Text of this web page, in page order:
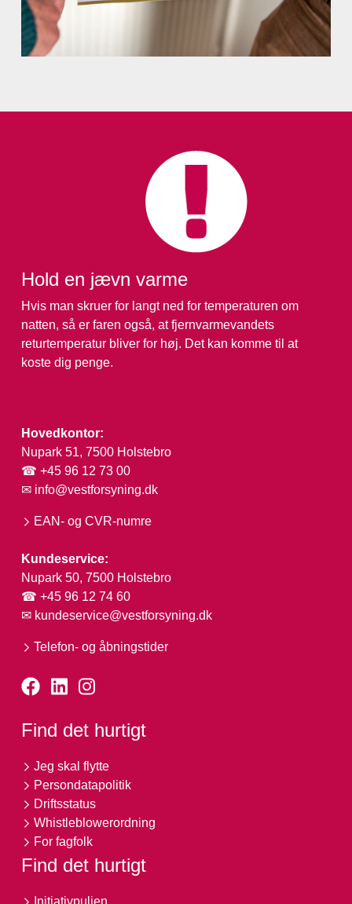
Hold en jævn varme
Hvis man skruer for langt ned for temperaturen om
natten, så er faren også, at fjernvarmevandets
returtemperatur bliver for høj. Det kan komme til at
koste dig penge.
Hovedkontor:
Nupark 51, 7500 Holstebro
☎ +45 96 12 73 00
✉ info@vestforsyning.dk
EAN- og CVR-numre
Kundeservice:
Nupark 50, 7500 Holstebro
☎ +45 96 12 74 60
✉ kundeservice@vestforsyning.dk
Telefon- og åbningstider
Find det hurtigt
Jeg skal flytte
Persondatapolitik
Driftsstatus
Whistleblowerordning
For fagfolk
Find det hurtigt